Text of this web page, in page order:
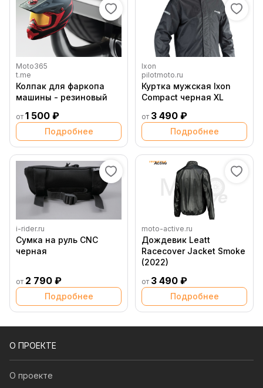
Moto365
t.me
Колпак для фаркопа
машины - резиновый
от 1 500 ₽
Подробнее
Ixon
pilotmoto.ru
Куртка мужская Ixon
Compact черная XL
от 3 490 ₽
Подробнее
i-rider.ru
Сумка на руль CNC
черная
от 2 790 ₽
Подробнее
moto-active.ru
Дождевик Leatt
Racecover Jacket Smoke
(2022)
от 3 490 ₽
Подробнее
О ПРОЕКТЕ
О проекте